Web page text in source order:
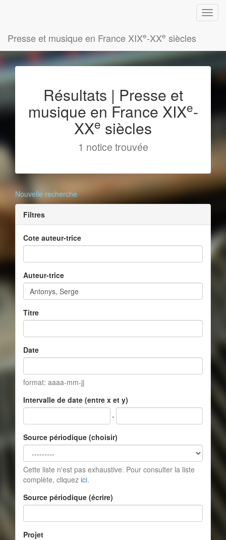
Presse et musique en France XIXe-XXe siècles
Résultats | Presse et
musique en France XIXe-
XXe siècles
1 notice trouvée
Nouvelle recherche
Filtres
Cote auteur-trice
Auteur-trice
Titre
Date
format: aaaa-mm-jj
Intervalle de date (entre x et y)
-
Source périodique (choisir)
Cette liste n'est pas exhaustive. Pour consulter la liste
complète, cliquez ici.
Source périodique (écrire)
Projet